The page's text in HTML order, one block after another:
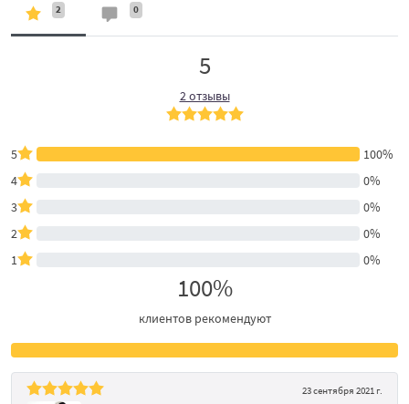
2 0
5
2 отзывы
5
100%
4
0%
3
0%
2
0%
1
0%
100%
клиентов рекомендуют
23 сентября 2021 г.